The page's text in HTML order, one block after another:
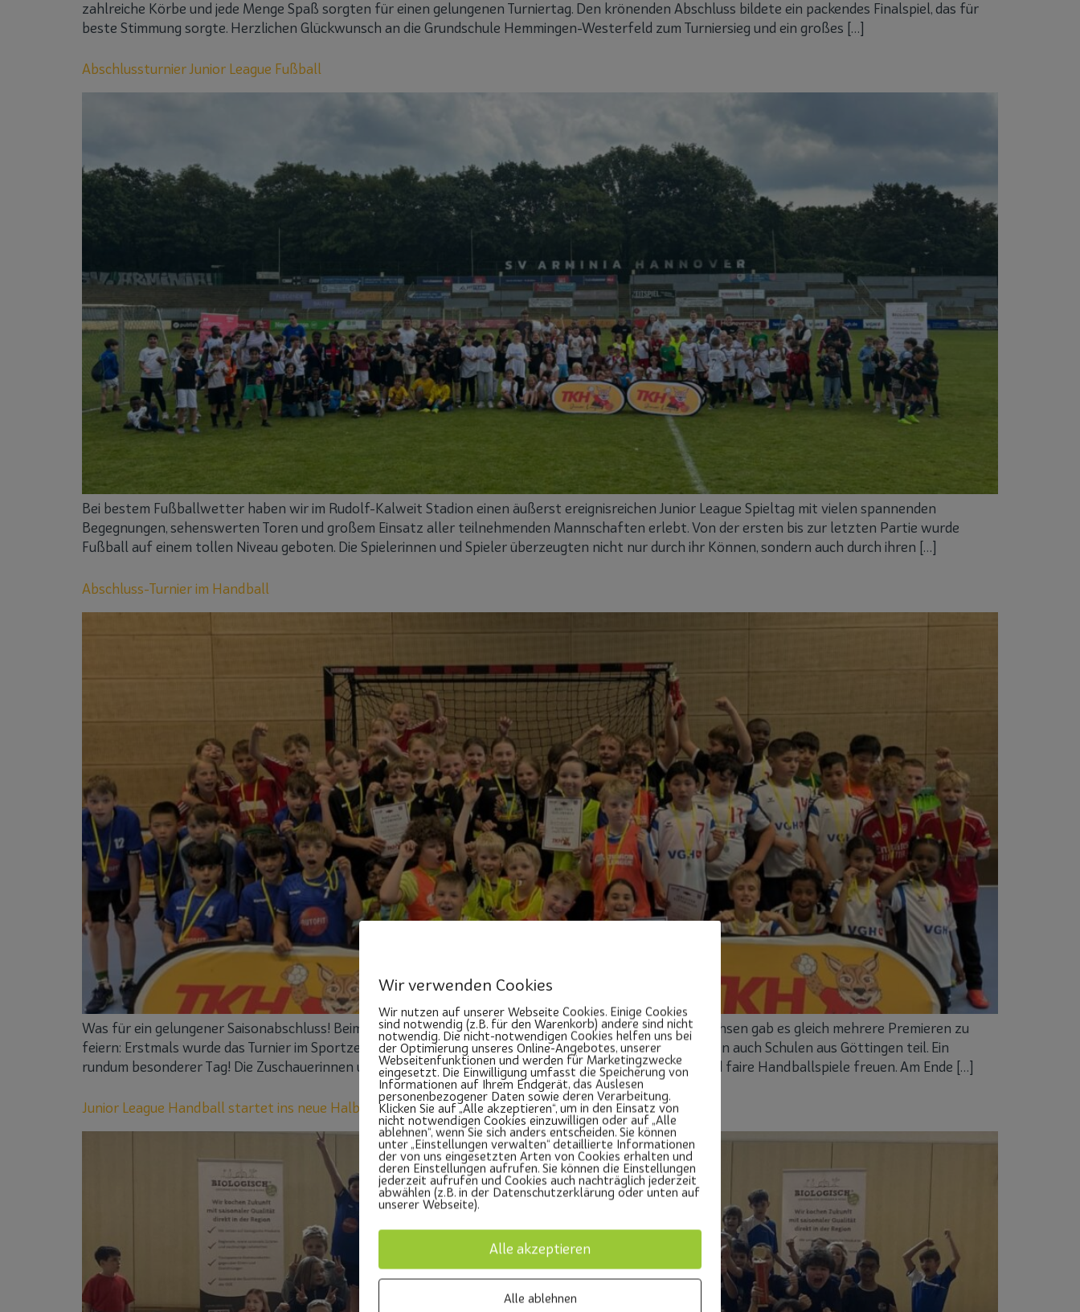
zahlreiche Körbe und jede Menge Spaß sorgten für einen gelungenen Turniertag. Den krönenden Abschluss bildete ein packendes Finalspiel, das für
beste Stimmung sorgte. Herzlichen Glückwunsch an die Grundschule Hemmingen-Westerfeld zum Turniersieg und ein großes […]
Abschlussturnier Junior League Fußball
Bei bestem Fußballwetter haben wir im Rudolf-Kalweit Stadion einen äußerst ereignisreichen Junior League Spieltag mit vielen spannenden
Begegnungen, sehenswerten Toren und großem Einsatz aller teilnehmenden Mannschaften erlebt. Von der ersten bis zur letzten Partie wurde
Fußball auf einem tollen Niveau geboten. Die Spielerinnen und Spieler überzeugten nicht nur durch ihr Können, sondern auch durch ihren […]
Abschluss-Turnier im Handball
Was für ein gelungener Saisonabschluss! Beim diesjährigen Abschlussturnier der Junior League Niedersachsen gab es gleich mehrere Premieren zu
feiern: Erstmals wurde das Turnier im Sportzentrum Vinnhorst ausgetragen und ebenso erstmals nahmen auch Schulen aus Göttingen teil. Ein
rundum besonderer Tag! Die Zuschauerinnen und Zuschauer konnten sich über zahlreiche spannende und faire Handballspiele freuen. Am Ende […]
Junior League Handball startet ins neue Halbjahr
Wir verwenden Cookies
Wir nutzen auf unserer Webseite Cookies. Einige Cookies
sind notwendig (z.B. für den Warenkorb) andere sind nicht
notwendig. Die nicht-notwendigen Cookies helfen uns bei
der Optimierung unseres Online-Angebotes, unserer
Webseitenfunktionen und werden für Marketingzwecke
eingesetzt. Die Einwilligung umfasst die Speicherung von
Informationen auf Ihrem Endgerät, das Auslesen
personenbezogener Daten sowie deren Verarbeitung.
Klicken Sie auf „Alle akzeptieren“, um in den Einsatz von
nicht notwendigen Cookies einzuwilligen oder auf „Alle
ablehnen“, wenn Sie sich anders entscheiden. Sie können
unter „Einstellungen verwalten“ detaillierte Informationen
der von uns eingesetzten Arten von Cookies erhalten und
deren Einstellungen aufrufen. Sie können die Einstellungen
jederzeit aufrufen und Cookies auch nachträglich jederzeit
abwählen (z.B. in der Datenschutzerklärung oder unten auf
unserer Webseite).
Alle akzeptieren
Alle ablehnen